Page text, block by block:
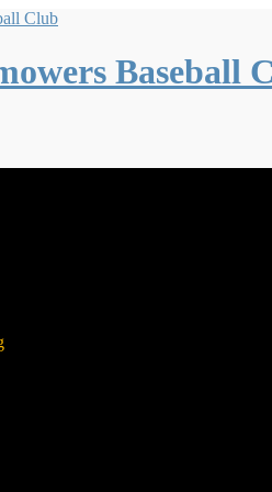
Baseball